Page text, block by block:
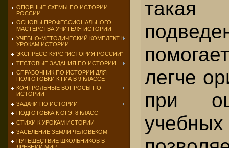
ОПОРНЫЕ СХЕМЫ ПО ИСТОРИИ
РОССИИ
ОСНОВЫ ПРОФЕССИОНАЛЬНОГО
МАСТЕРСТВА УЧИТЕЛЯ ИСТОРИИ
УЧЕБНО-МЕТОДИЧЕСКИЙ КОМПЛЕКТ К
УРОКАМ ИСТОРИИ
ЭКСПРЕСС-КУРС "ИСТОРИЯ РОССИИ"
ТЕСТОВЫЕ ЗАДАНИЯ ПО ИСТОРИИ
СПРАВОЧНИК ПО ИСТОРИИ ДЛЯ
ПОЛГОТОВКИ К ГИА В 9 КЛАССЕ
КОНТРОЛЬНЫЕ ВОПРОСЫ ПО
ИСТОРИИ
ЗАДАЧИ ПО ИСТОРИИ
ПОДГОТОВКА К ОГЭ. 8 КЛАСС
СТИХИ К УРОКАМ ИСТОРИИ
ЗАСЕЛЕНИЕ ЗЕМЛИ ЧЕЛОВЕКОМ
ПУТЕШЕСТВИЕ ШКОЛЬНИКОВ В
легче
при